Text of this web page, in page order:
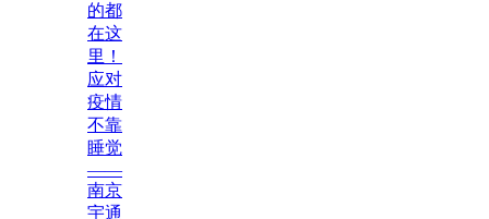
的都
在这
里！
应对
疫情
不靠
睡觉
——
南京
宇通